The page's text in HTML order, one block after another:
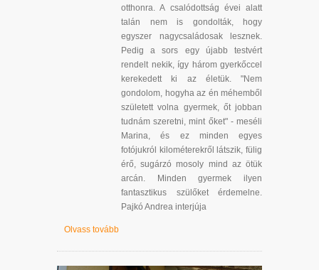
otthonra. A csalódottság évei alatt
talán nem is gondolták, hogy
egyszer nagycsaládosak lesznek.
Pedig a sors egy újabb testvért
rendelt nekik, így három gyerkőccel
kerekedett ki az életük. "Nem
gondolom, hogyha az én méhemből
született volna gyermek, őt jobban
tudnám szeretni, mint őket" - meséli
Marina, és ez minden egyes
fotójukról kilométerekről látszik, fülig
érő, sugárzó mosoly mind az ötük
arcán. Minden gyermek ilyen
fantasztikus szülőket érdemelne.
Pajkó Andrea interjúja
Olvass tovább